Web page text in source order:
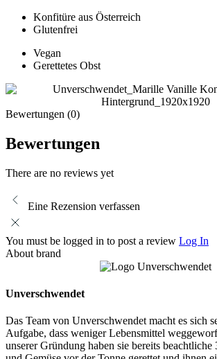
Konfitüre aus Österreich
Glutenfrei
Vegan
Gerettetes Obst
Bewertungen (0)
Bewertungen
There are no reviews yet
Eine Rezension verfassen
You must be logged in to post a review Log In
About brand
Unverschwendet
Das Team von Unverschwendet macht es sich
Aufgabe, dass weniger Lebensmittel
unserer Gründung haben sie bereits